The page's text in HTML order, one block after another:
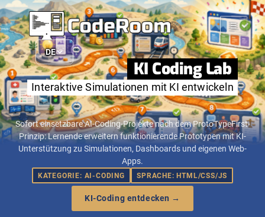
☰
DE
KI Coding Lab
Interaktive Simulationen mit KI entwickeln
Sofort einsetzbare AI-Coding-Projekte nach dem ProtoTypeFirst-
Prinzip: Lernende erweitern funktionierende Prototypen mit KI-
Unterstützung zu Simulationen, Dashboards und eigenen Web-
Apps.
KATEGORIE: AI-CODING SPRACHE: HTML/CSS/JS
KI-Coding entdecken →